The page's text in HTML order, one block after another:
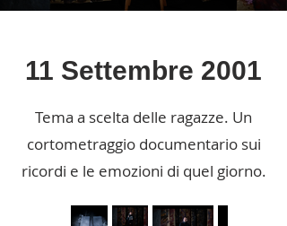
11 Settembre 2001
Tema a scelta delle ragazze. Un
cortometraggio documentario sui
ricordi e le emozioni di quel giorno.